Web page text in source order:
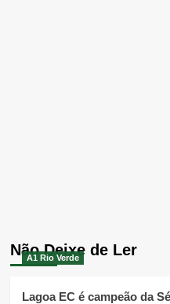
Não Deixe de Ler
A1 Rio Verde
Lagoa EC é campeão da